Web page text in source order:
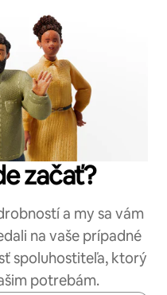
začať?
a my sa vám
na vaše prípadné
spoluhostiteľa, ktorý
potrebám.